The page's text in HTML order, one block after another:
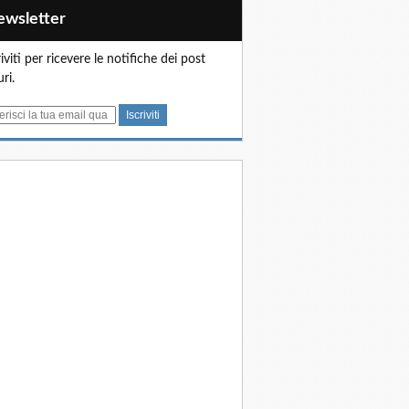
per ricevere le notifiche dei post